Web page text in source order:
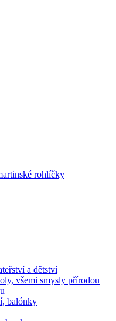
rohlíčky
a dětství
všemi smysly přírodou
balónky